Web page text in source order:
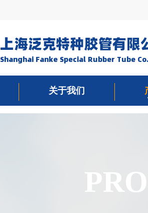
上海泛克特种胶管有限
Shanghai Fanke Special Rubber Tube
关于我们